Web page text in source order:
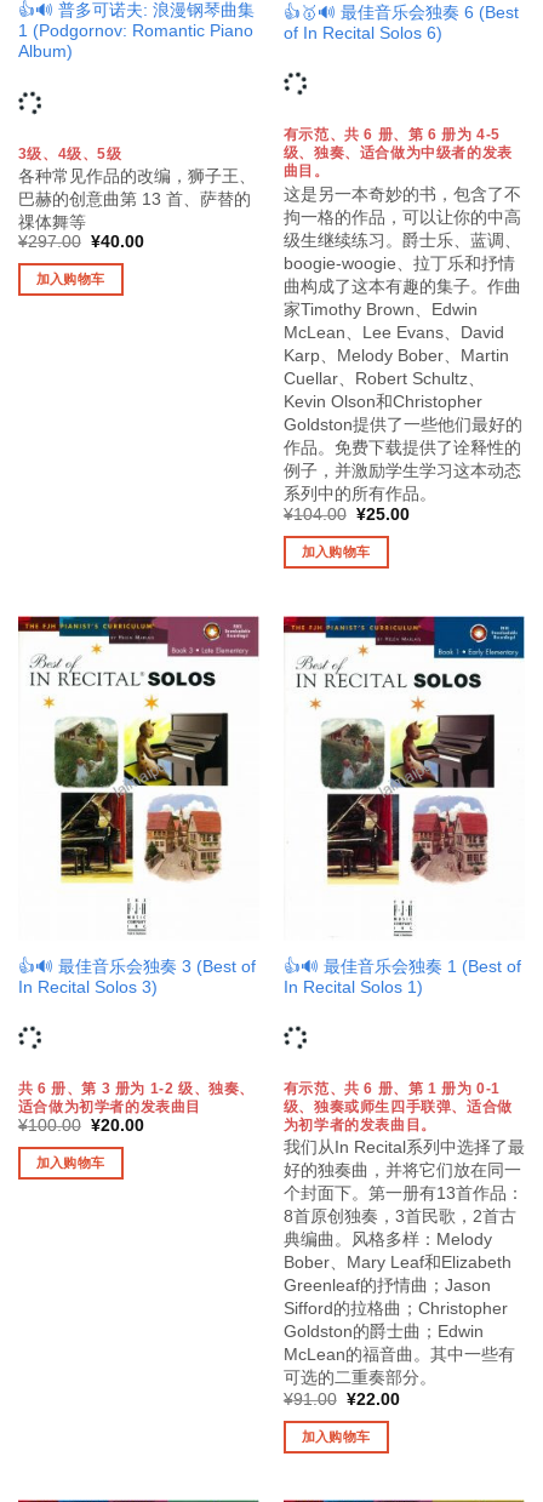
👍🔊 普多可诺夫: 浪漫钢琴曲集
1 (Podgornov: Romantic Piano
Album)
3级、4级、5级
各种常见作品的改编，狮子王、
巴赫的创意曲第 13 首、萨替的
祼体舞等
¥297.00 原
为：
¥297.00。
¥40.00当
加入购物车
👍🥇🔊 最佳音乐会独奏 6 (Best
of In Recital Solos 6)
有示范、共 6 册、第 6 册为 4-5
级、独奏、适合做为中级者的发表
曲目。
这是另一本奇妙的书，包含了不
拘一格的作品，可以让你的中高
级生继续练习。爵士乐、蓝调、
boogie-woogie、拉丁乐和抒情
曲构成了这本有趣的集子。作曲
家Timothy Brown、Edwin
McLean、Lee Evans、David
Karp、Melody Bober、Martin
Cuellar、Robert Schultz、
Kevin Olson和Christopher
Goldston提供了一些他们最好的
作品。免费下载提供了诠释性的
例子，并激励学生学习这本动态
系列中的所有作品。
¥104.00 原
为：
¥104.00。
¥25.00当
加入购物车
👍🔊 最佳音乐会独奏 3 (Best of
In Recital Solos 3)
共 6 册、第 3 册为 1-2 级、独奏、
适合做为初学者的发表曲目
¥100.00 原
为：
¥100.00。
¥20.00当
加入购物车
👍🔊 最佳音乐会独奏 1 (Best of
In Recital Solos 1)
有示范、共 6 册、第 1 册为 0-1
级、独奏或师生四手联弹、适合做
为初学者的发表曲目。
我们从In Recital系列中选择了最
好的独奏曲，并将它们放在同一
个封面下。第一册有13首作品：
8首原创独奏，3首民歌，2首古
典编曲。风格多样：Melody
Bober、Mary Leaf和Elizabeth
Greenleaf的抒情曲；Jason
Sifford的拉格曲；Christopher
Goldston的爵士曲；Edwin
McLean的福音曲。其中一些有
可选的二重奏部分。
¥91.00 原
为：
¥91.00。
¥22.00当
加入购物车